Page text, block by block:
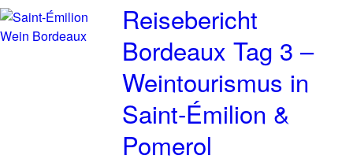
Reisebericht
Bordeaux Tag 3 –
Weintourismus in
Saint-Émilion &
Pomerol